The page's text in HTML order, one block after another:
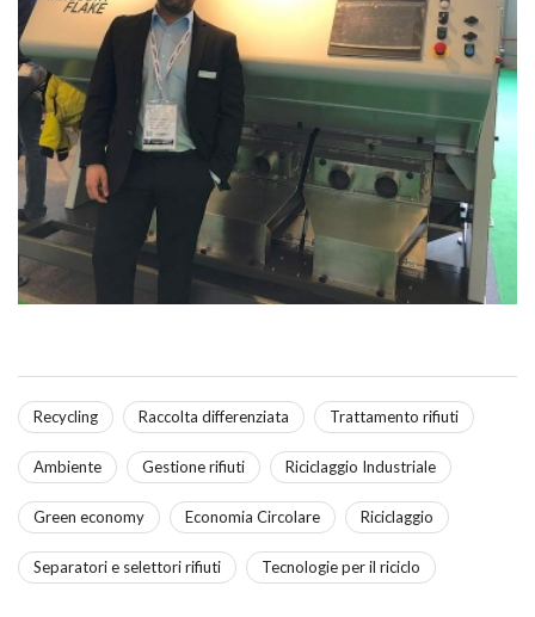
Recycling Raccolta differenziata Trattamento rifiuti
Ambiente Gestione rifiuti Riciclaggio Industriale
Green economy Economia Circolare Riciclaggio
Separatori e selettori rifiuti Tecnologie per il riciclo